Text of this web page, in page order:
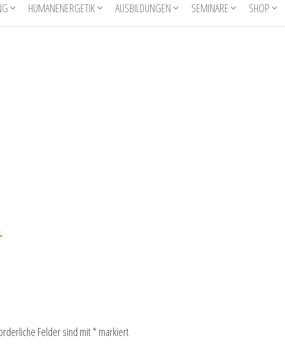
HUMANENERGETIK AUSBILDUNGEN SEMINARE SHOP
Felder sind mit* markiert